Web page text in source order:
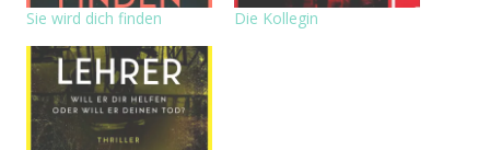
Sie wird dich finden Die Kollegin